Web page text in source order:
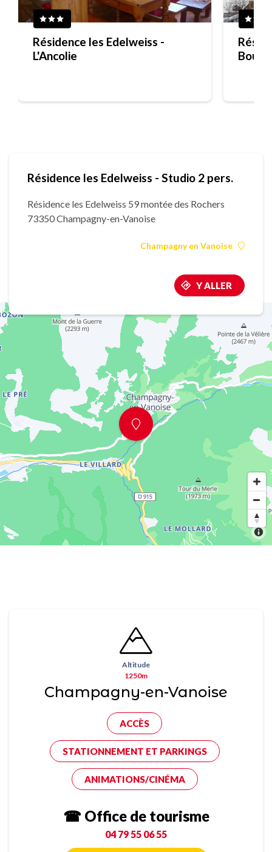
Résidence les Edelweiss -
L'Ancolie
Résidence les Edelweiss - Studio 2 pers.
Résidence les Edelweiss 59 montée des Rochers
73350 Champagny-en-Vanoise
Champagny en Vanoise
Y ALLER
Altitude
1250m
Champagny-en-Vanoise
ACCÈS
STATIONNEMENT ET PARKINGS
ANIMATIONS/CINÉMA
☎ Office de tourisme
04 79 55 06 55